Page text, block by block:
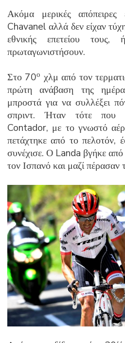
Ακόμα μερικές
Chavanel αλλά δεν είχαν
εθνικής επετείου τους,
πρωταγωνιστήσουν.
Στο 70ο χλμ από τον
πρώτη ανάβαση της
μπροστά για να συλλέξει
σπριντ. Ήταν τότε που
Contador, με το γνωστό
πετάχτηκε από το πελοτόν,
συνέχισε. Ο Landa βγήκε από
τον Ισπανό και μαζί